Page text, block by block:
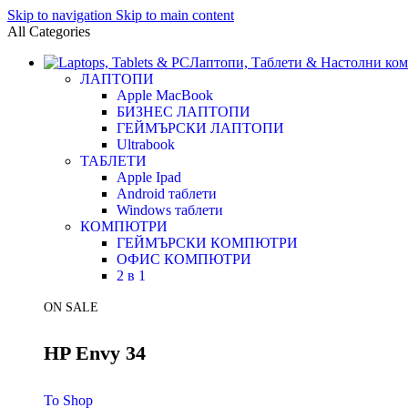
Skip to navigation Skip to main content
All Categories
Лаптопи, Таблети & Настолни
ЛАПТОПИ
Apple MacBook
БИЗНЕС ЛАПТОПИ
ГЕЙМЪРСКИ ЛАПТОПИ
Ultrabook
ТАБЛЕТИ
Apple Ipad
Android таблети
Windows таблети
КОМПЮТРИ
ГЕЙМЪРСКИ КОМПЮТРИ
ОФИС КОМПЮТРИ
2 в 1
ON SALE
HP Envy 34
To Shop